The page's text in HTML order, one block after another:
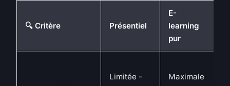
🔍 Critère Présentiel
E-
learning
pur
Limitée -
Maximale